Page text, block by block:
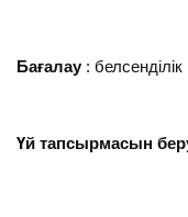
Бағалау :
Үй тапсырмасын